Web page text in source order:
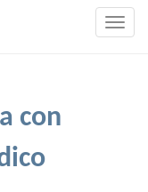
con